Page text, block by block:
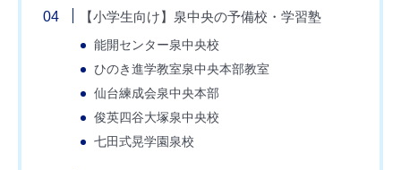
【小学生向け】泉中央の予備校・学習塾
能開センター泉中央校
ひのき進学教室泉中央本部教室
仙台練成会泉中央本部
俊英四谷大塚泉中央校
七田式晃学園泉校